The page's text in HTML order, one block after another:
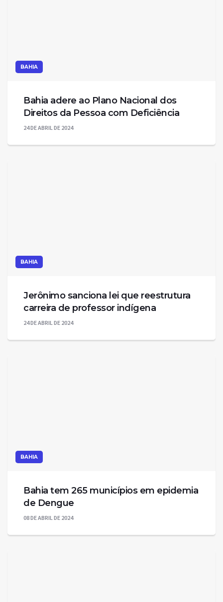
BAHIA
Bahia adere ao Plano Nacional dos
Direitos da Pessoa com Deficiência
24 DE ABRIL DE 2024
BAHIA
Jerônimo sanciona lei que reestrutura
carreira de professor indígena
24 DE ABRIL DE 2024
BAHIA
Bahia tem 265 municípios em epidemia
de Dengue
08 DE ABRIL DE 2024